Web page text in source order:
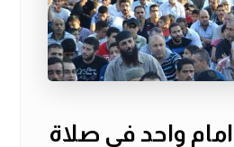
واحد في صلاة